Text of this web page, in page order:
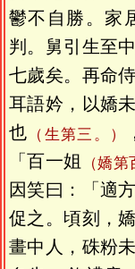
鬱不自勝。家
判。舅引生至
七歲矣。再命
耳語妗，以嬌
也 （生第三。）
「百一姐
（嬌第
因笑曰：「適
促之。頃刻，
畫中人，硃粉